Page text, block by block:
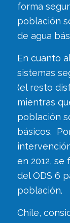
forma
población
de agua
En cuanto
sistemas
(el resto
mientras
población
básicos.
en 2012,
del ODS 6
población.
Chile,